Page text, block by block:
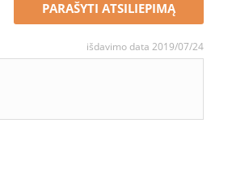
PARAŠYTI ATSILIEPIMĄ
išdavimo data 2019/07/24